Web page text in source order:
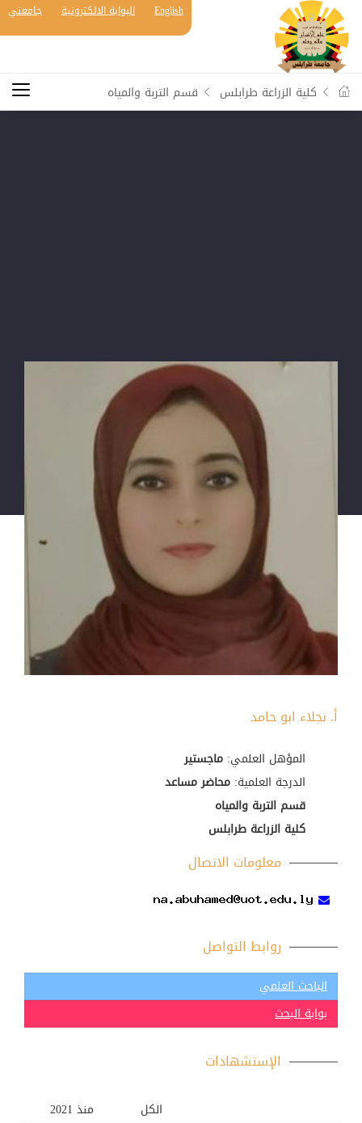
English البوابة الالكترونية جامعتي
كلية الزراعة طرابلس قسم التربة والمياه
أ. نجلاء ابو حامد
المؤهل العلمي: ماجستير
الدرجة العلمية: محاضر مساعد
قسم التربة والمياه
كلية الزراعة طرابلس
معلومات الاتصال
روابط التواصل
الباحث العلمي
بوابة البحث
الإستشهادات
الكل
منذ 2021